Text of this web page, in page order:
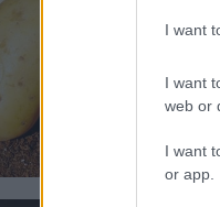
I want
I want
web or
I want
or app.